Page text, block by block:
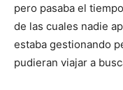
pero pasaba el
de las cuales nadie
estaba gestionando
pudieran viajar a